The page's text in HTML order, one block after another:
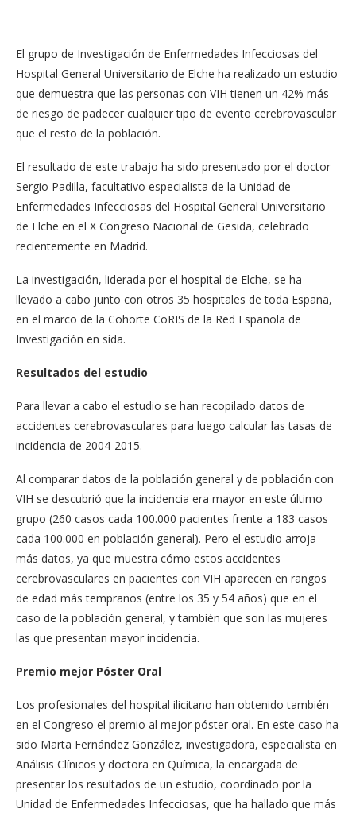
El grupo de Investigación de Enfermedades Infecciosas del
Hospital General Universitario de Elche ha realizado un estudio
que demuestra que las personas con VIH tienen un 42% más
de riesgo de padecer cualquier tipo de evento cerebrovascular
que el resto de la población.
El resultado de este trabajo ha sido presentado por el doctor
Sergio Padilla, facultativo especialista de la Unidad de
Enfermedades Infecciosas del Hospital General Universitario
de Elche en el X Congreso Nacional de Gesida, celebrado
recientemente en Madrid.
La investigación, liderada por el hospital de Elche, se ha
llevado a cabo junto con otros 35 hospitales de toda España,
en el marco de la Cohorte CoRIS de la Red Española de
Investigación en sida.
Resultados del estudio
Para llevar a cabo el estudio se han recopilado datos de
accidentes cerebrovasculares para luego calcular las tasas de
incidencia de 2004-2015.
Al comparar datos de la población general y de población con
VIH se descubrió que la incidencia era mayor en este último
grupo (260 casos cada 100.000 pacientes frente a 183 casos
cada 100.000 en población general). Pero el estudio arroja
más datos, ya que muestra cómo estos accidentes
cerebrovasculares en pacientes con VIH aparecen en rangos
de edad más tempranos (entre los 35 y 54 años) que en el
caso de la población general, y también que son las mujeres
las que presentan mayor incidencia.
Premio mejor Póster Oral
Los profesionales del hospital ilicitano han obtenido también
en el Congreso el premio al mejor póster oral. En este caso ha
sido Marta Fernández González, investigadora, especialista en
Análisis Clínicos y doctora en Química, la encargada de
presentar los resultados de un estudio, coordinado por la
Unidad de Enfermedades Infecciosas, que ha hallado que más